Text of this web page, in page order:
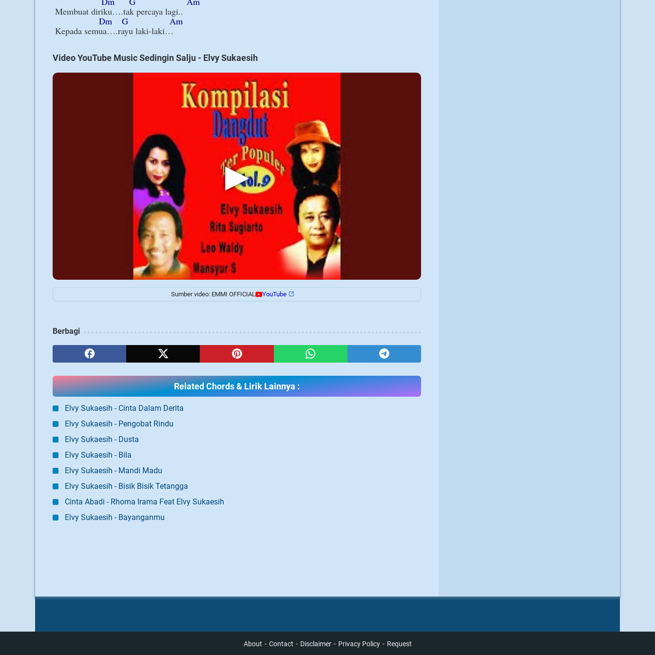
Membuat diriku….tak percaya lagi..
Dm
G
Am
Video YouTube Music Sedingin Salju - Elvy Sukaesih
▶
Sumber video: EMMI OFFICIAL YouTube
Berbagi
Related Chords & Lirik Lainnya :
Elvy Sukaesih - Cinta Dalam Derita
Elvy Sukaesih - Pengobat Rindu
Elvy Sukaesih - Dusta
Elvy Sukaesih - Bila
Elvy Sukaesih - Mandi Madu
Elvy Sukaesih - Bisik Bisik Tetangga
Cinta Abadi - Rhoma Irama Feat Elvy Sukaesih
Elvy Sukaesih - Bayanganmu
About Contact Disclaimer Privacy Policy Request